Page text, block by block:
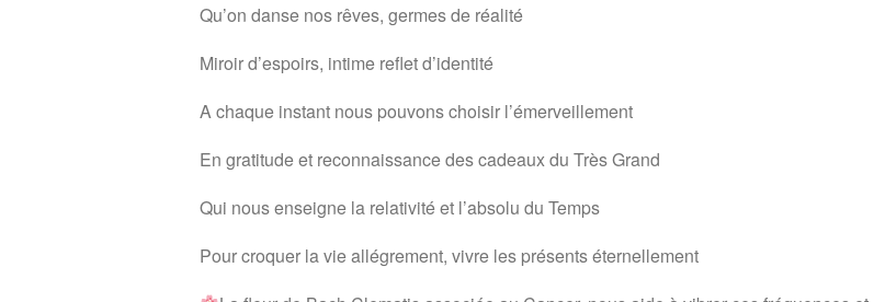
Qu’on danse nos rêves, germes de réalité
Miroir d’espoirs, intime reflet d’identité
A chaque instant nous pouvons choisir l’émerveillement
En gratitude et reconnaissance des cadeaux du Très Grand
Qui nous enseigne la relativité et l’absolu du Temps
Pour croquer la vie allégrement, vivre les présents éternellement